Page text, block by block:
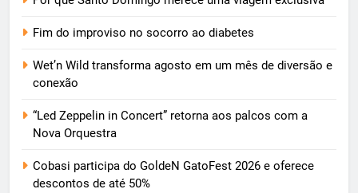
Fim do improviso no socorro ao diabetes
Wet’n Wild transforma agosto em um mês de diversão e
conexão
“Led Zeppelin in Concert” retorna aos palcos com a
Nova Orquestra
Cobasi participa do GoldeN GatoFest 2026 e oferece
descontos de até 50%